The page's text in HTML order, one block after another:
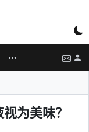
为美味？